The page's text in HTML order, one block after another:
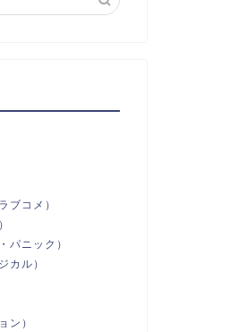
ブコメ）
パニック）
カル）
ン）